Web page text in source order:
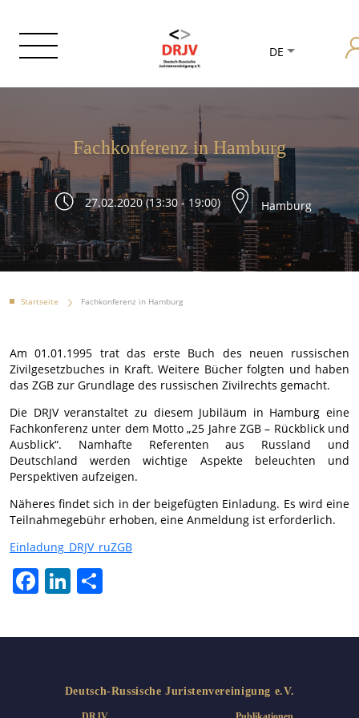
DE
Fachkonferenz in Hamburg
27.02.2020 (13:30 - 19:00) Hamburg
Startseite Fachkonferenz in Hamburg
Am 01.01.1995 trat das erste Buch des neuen russischen
Zivilgesetzbuches in Kraft. Weitere Bücher folgten und haben
das ZGB zur Grundlage des russischen Zivilrechts gemacht.
Die DRJV veranstaltet zu diesem Jubiläum in Hamburg eine
Fachkonferenz unter dem Motto „25 Jahre ZGB – Rückblick und
Ausblick“. Namhafte Referenten aus Russland und
Deutschland werden wichtige Aspekte beleuchten und
Perspektiven aufzeigen.
Näheres findet sich in der beigefügten Einladung. Es wird eine
Teilnahmegebühr erhoben, eine Anmeldung ist erforderlich.
Einladung_DRJV_ruZGB
FacebookLinkedIn
Deutsch-Russische Juristenvereinigung e.V.